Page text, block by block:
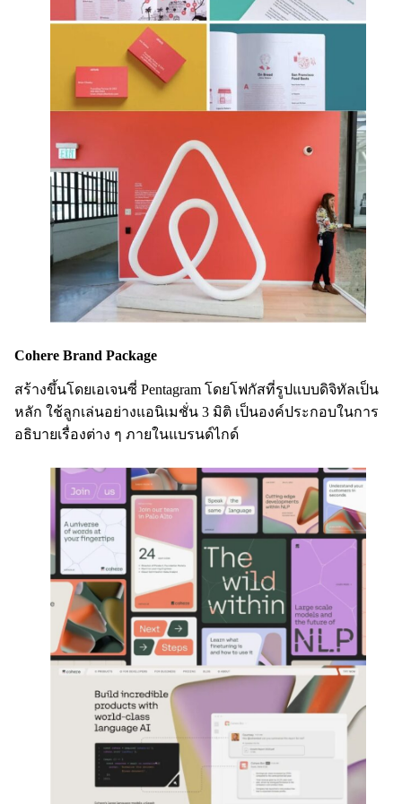
Cohere Brand Package
สร้างขึ้นโดยเอเจนซี่ Pentagram โดยโฟกัสที่รูปแบบดิจิทัลเป็น
หลัก ใช้ลูกเล่นอย่างแอนิเมชั่น 3 มิติ เป็นองค์ประกอบในการ
อธิบายเรื่องต่าง ๆ ภายในแบรนด์ไกด์